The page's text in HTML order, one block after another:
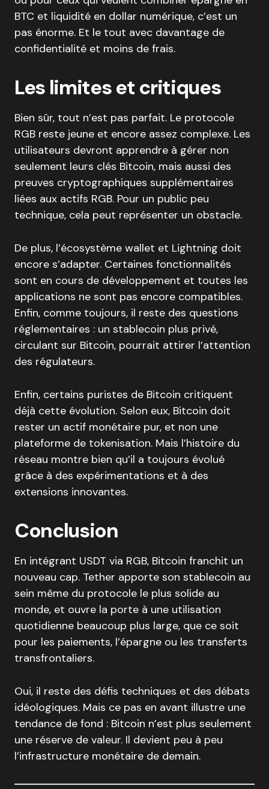
BTC et liquidité en dollar numérique, c’est un
pas énorme. Et le tout avec davantage de
confidentialité et moins de frais.
Les limites et critiques
Bien sûr, tout n’est pas parfait. Le protocole
RGB reste jeune et encore assez complexe. Les
utilisateurs devront apprendre à gérer non
seulement leurs clés Bitcoin, mais aussi des
preuves cryptographiques supplémentaires
liées aux actifs RGB. Pour un public peu
technique, cela peut représenter un obstacle.
De plus, l’écosystème wallet et Lightning doit
encore s’adapter. Certaines fonctionnalités
sont en cours de développement et toutes les
applications ne sont pas encore compatibles.
Enfin, comme toujours, il reste des questions
réglementaires : un stablecoin plus privé,
circulant sur Bitcoin, pourrait attirer l’attention
des régulateurs.
Enfin, certains puristes de Bitcoin critiquent
déjà cette évolution. Selon eux, Bitcoin doit
rester un actif monétaire pur, et non une
plateforme de tokenisation. Mais l’histoire du
réseau montre bien qu’il a toujours évolué
grâce à des expérimentations et à des
extensions innovantes.
Conclusion
En intégrant USDT via RGB, Bitcoin franchit un
nouveau cap. Tether apporte son stablecoin au
sein même du protocole le plus solide au
monde, et ouvre la porte à une utilisation
quotidienne beaucoup plus large, que ce soit
pour les paiements, l’épargne ou les transferts
transfrontaliers.
Oui, il reste des défis techniques et des débats
idéologiques. Mais ce pas en avant illustre une
tendance de fond : Bitcoin n’est plus seulement
une réserve de valeur. Il devient peu à peu
l’infrastructure monétaire de demain.